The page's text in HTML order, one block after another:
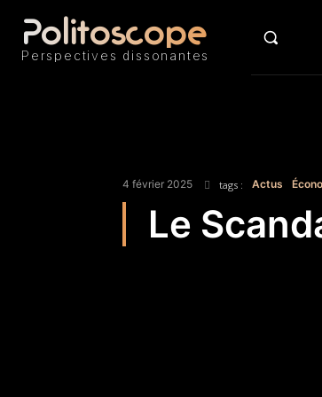
Politoscope
Perspectives dissonantes
4 février 2025 tags : Actus
Le